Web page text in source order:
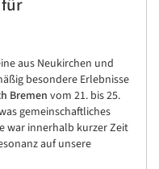
aus Neukirchen und
besondere Erlebnisse
Bremen vom 21. bis 25.
gemeinschaftliches
war innerhalb kurzer Zeit
auf unsere